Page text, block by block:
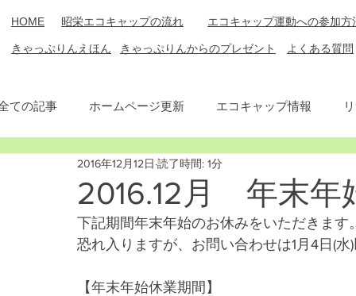
​HOME ​昭栄エコキャップの流れ エコキャップ運動への参加方
​きゃっぷりん​えほん ​きゃっぷりんからのプレゼント ​よくある質問
ての記事 ホームページ更新 エコキャップ情報
2016.12月 年末年
2016年12月12日 読了時間: 1分
下記期間年末年始のお休みをいただきます
恐れ入りますが、お問い合わせは1月4日(
【年末年始休業期間】